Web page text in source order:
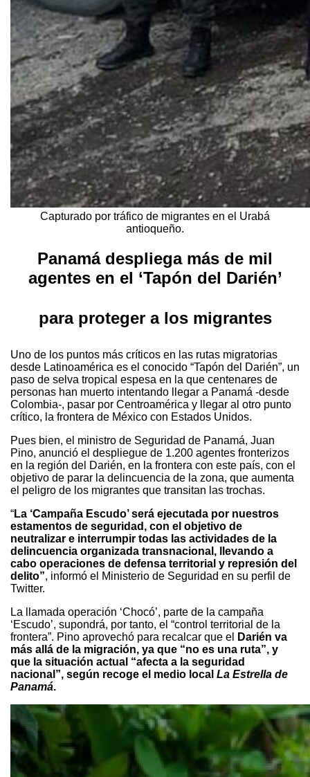
Capturado por tráfico de migrantes en el Urabá
antioqueño.
Panamá despliega más de mil
agentes en el ‘Tapón del Darién’
para proteger a los migrantes
Uno de los puntos más críticos en las rutas migratorias
desde Latinoamérica es el conocido “Tapón del Darién”, un
paso de selva tropical espesa en la que centenares de
personas han muerto intentando llegar a Panamá -desde
Colombia-, pasar por Centroamérica y llegar al otro punto
crítico, la frontera de México con Estados Unidos.
Pues bien, el ministro de Seguridad de Panamá, Juan
Pino, anunció el despliegue de 1.200 agentes fronterizos
en la región del Darién, en la frontera con este país, con el
objetivo de parar la delincuencia de la zona, que aumenta
el peligro de los migrantes que transitan las trochas.
“La ‘Campaña Escudo’ será ejecutada por nuestros
estamentos de seguridad, con el objetivo de
neutralizar e interrumpir todas las actividades de la
delincuencia organizada transnacional, llevando a
cabo operaciones de defensa territorial y represión del
delito”, informó el Ministerio de Seguridad en su perfil de
Twitter.
La llamada operación ‘Chocó’, parte de la campaña
‘Escudo’, supondrá, por tanto, el “control territorial de la
frontera”. Pino aprovechó para recalcar que el
Darién va
más allá de la migración, ya que “no es una ruta”, y
que la situación actual “afecta a la seguridad
nacional”, según recoge el medio local La Estrella de
Panamá.